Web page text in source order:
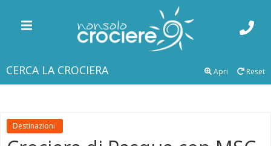
CERCA LA CROCIERA Reset
Apri
Destinazioni